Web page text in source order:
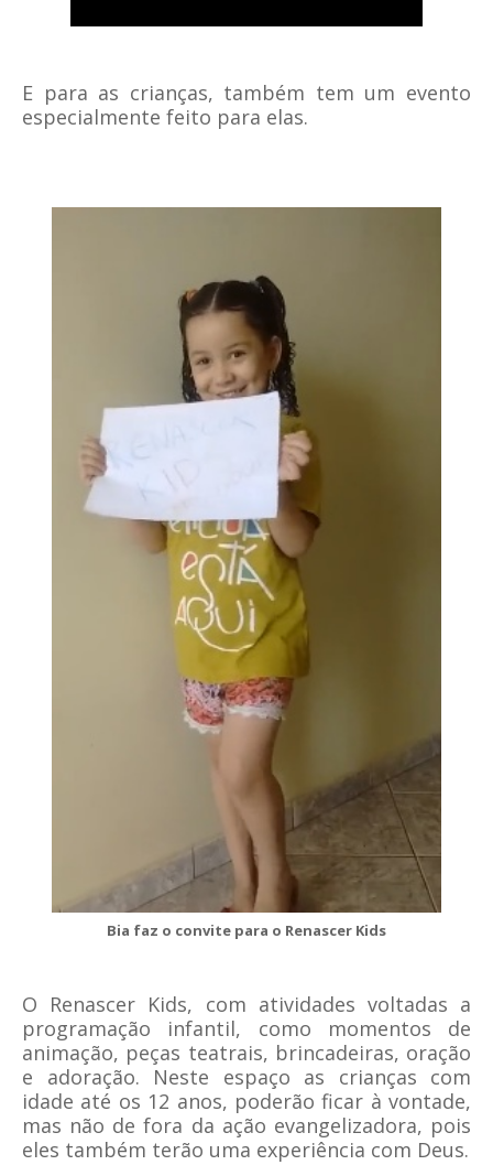
E para as crianças, também tem um evento
especialmente feito para elas.
Bia faz o convite para o Renascer Kids
O Renascer Kids, com atividades voltadas a
programação infantil, como momentos de
animação, peças teatrais, brincadeiras, oração
e adoração. Neste espaço as crianças com
idade até os 12 anos, poderão ficar à vontade,
mas não de fora da ação evangelizadora, pois
eles também terão uma experiência com Deus.